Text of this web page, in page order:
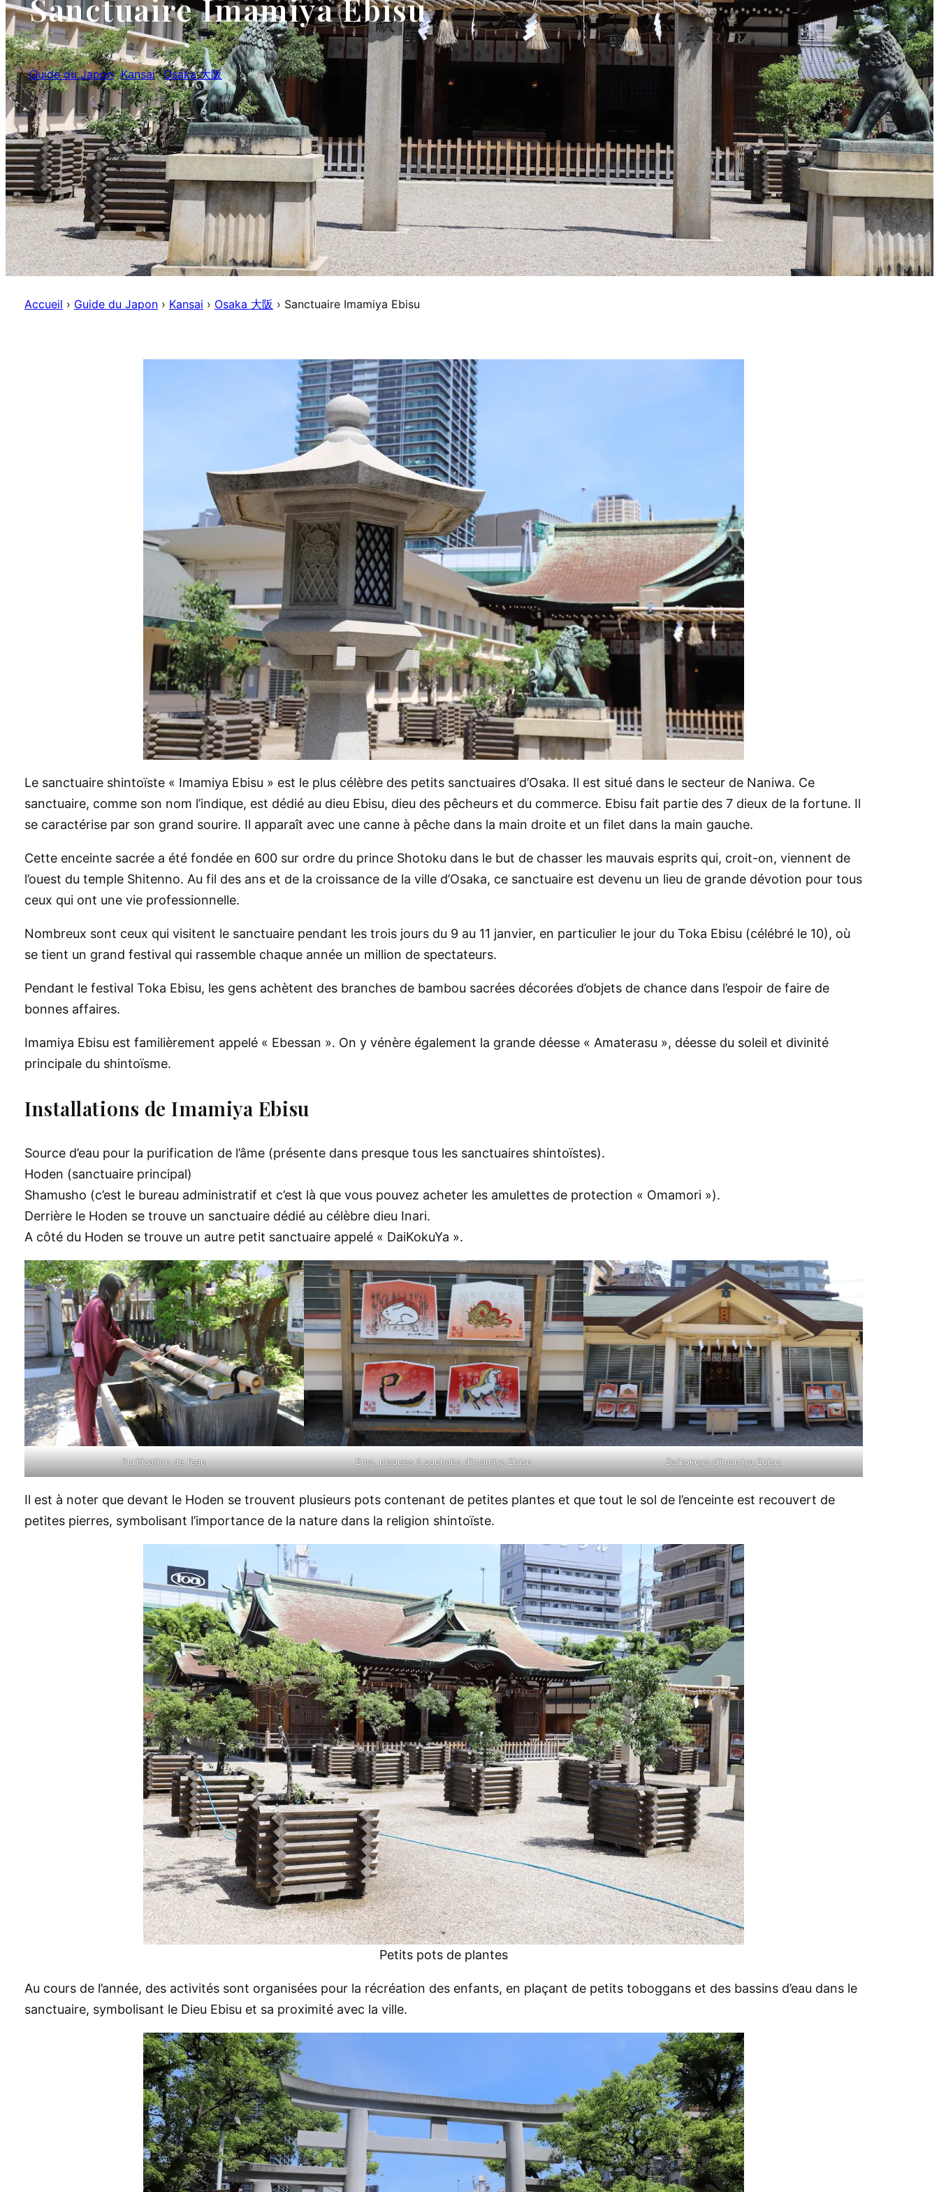
Sanctuaire Imamiya Ebisu
Guide du Japon Kansai Osaka 大阪
Accueil › Guide du Japon › Kansai › Osaka 大阪 › Sanctuaire Imamiya Ebisu
Le sanctuaire shintoïste « Imamiya Ebisu » est le plus célèbre des petits sanctuaires d’Osaka. Il est situé dans le secteur de Naniwa. Ce
sanctuaire, comme son nom l’indique, est dédié au dieu Ebisu, dieu des pêcheurs et du commerce. Ebisu fait partie des 7 dieux de la fortune. Il
se caractérise par son grand sourire. Il apparaît avec une canne à pêche dans la main droite et un filet dans la main gauche.
Cette enceinte sacrée a été fondée en 600 sur ordre du prince Shotoku dans le but de chasser les mauvais esprits qui, croit-on, viennent de
l’ouest du temple Shitenno. Au fil des ans et de la croissance de la ville d’Osaka, ce sanctuaire est devenu un lieu de grande dévotion pour tous
ceux qui ont une vie professionnelle.
Nombreux sont ceux qui visitent le sanctuaire pendant les trois jours du 9 au 11 janvier, en particulier le jour du Toka Ebisu (célébré le 10), où
se tient un grand festival qui rassemble chaque année un million de spectateurs.
Pendant le festival Toka Ebisu, les gens achètent des branches de bambou sacrées décorées d’objets de chance dans l’espoir de faire de
bonnes affaires.
Imamiya Ebisu est familièrement appelé « Ebessan ». On y vénère également la grande déesse « Amaterasu », déesse du soleil et divinité
principale du shintoïsme.
Installations de Imamiya Ebisu
Source d’eau pour la purification de l’âme (présente dans presque tous les sanctuaires shintoïstes).
Hoden (sanctuaire principal)
Shamusho (c’est le bureau administratif et c’est là que vous pouvez acheter les amulettes de protection « Omamori »).
Derrière le Hoden se trouve un sanctuaire dédié au célèbre dieu Inari.
A côté du Hoden se trouve un autre petit sanctuaire appelé « DaiKokuYa ».
Purification de l’eau Ema, plaques à souhaits d’Imamiya Ebisu Daikokuya d’Imamiya Ebisu
Il est à noter que devant le Hoden se trouvent plusieurs pots contenant de petites plantes et que tout le sol de l’enceinte est recouvert de
petites pierres, symbolisant l’importance de la nature dans la religion shintoïste.
Petits pots de plantes
Au cours de l’année, des activités sont organisées pour la récréation des enfants, en plaçant de petits toboggans et des bassins d’eau dans le
sanctuaire, symbolisant le Dieu Ebisu et sa proximité avec la ville.